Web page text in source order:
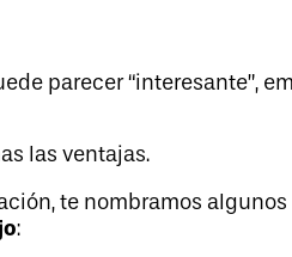
parecer “interesante”,
las ventajas.
te nombramos algunos
: